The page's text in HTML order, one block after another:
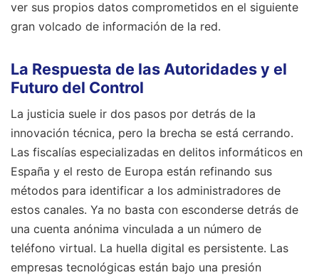
ver sus propios datos comprometidos en el siguiente
gran volcado de información de la red.
La Respuesta de las Autoridades y el
Futuro del Control
La justicia suele ir dos pasos por detrás de la
innovación técnica, pero la brecha se está cerrando.
Las fiscalías especializadas en delitos informáticos en
España y el resto de Europa están refinando sus
métodos para identificar a los administradores de
estos canales. Ya no basta con esconderse detrás de
una cuenta anónima vinculada a un número de
teléfono virtual. La huella digital es persistente. Las
empresas tecnológicas están bajo una presión